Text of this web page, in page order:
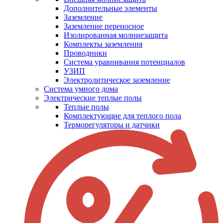
Дополнительные элементы
Заземление
Заземление переносное
Изолированная молниезащита
Комплекты заземления
Проводники
Система уравнивания потенциалов
УЗИП
Электролитическое заземление
Система умного дома
Электрические теплые полы
Теплые полы
Комплектующие для теплого пола
Терморегуляторы и датчики